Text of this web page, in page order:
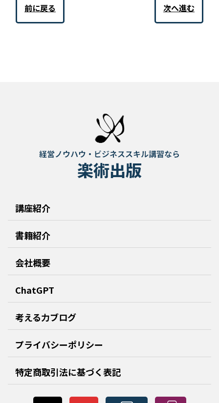
前に戻る 次へ進む
講座紹介
書籍紹介
会社概要
ChatGPT
考える力ブログ
プライバシーポリシー
特定商取引法に基づく表記